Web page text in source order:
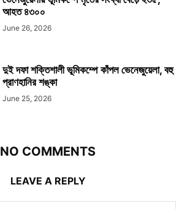
আহত ৪৩০০
June 26, 2026
দুই দফা শক্তিশালী ভূমিকম্পে কাঁপল ভেনেজুয়েলা, বহু
প্রাণহানির শঙ্কা
June 25, 2026
NO COMMENTS
LEAVE A REPLY